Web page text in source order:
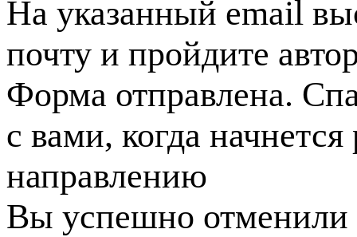
На указанный email
почту и пройдите
Форма отправлена.
с вами, когда
направлению
Вы успешно отменили